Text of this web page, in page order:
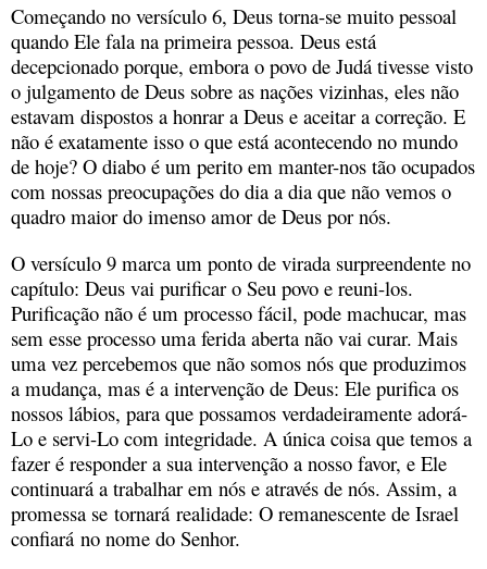
Começando no versículo 6, Deus torna-se muito pessoal
quando Ele fala na primeira pessoa. Deus está
decepcionado porque, embora o povo de Judá tivesse visto
o julgamento de Deus sobre as nações vizinhas, eles não
estavam dispostos a honrar a Deus e aceitar a correção. E
não é exatamente isso o que está acontecendo no mundo
de hoje? O diabo é um perito em manter-nos tão ocupados
com nossas preocupações do dia a dia que não vemos o
quadro maior do imenso amor de Deus por nós.
O versículo 9 marca um ponto de virada surpreendente no
capítulo: Deus vai purificar o Seu povo e reuni-los.
Purificação não é um processo fácil, pode machucar, mas
sem esse processo uma ferida aberta não vai curar. Mais
uma vez percebemos que não somos nós que produzimos
a mudança, mas é a intervenção de Deus: Ele purifica os
nossos lábios, para que possamos verdadeiramente adorá-
Lo e servi-Lo com integridade. A única coisa que temos a
fazer é responder a sua intervenção a nosso favor, e Ele
continuará a trabalhar em nós e através de nós. Assim, a
promessa se tornará realidade: O remanescente de Israel
confiará no nome do Senhor.